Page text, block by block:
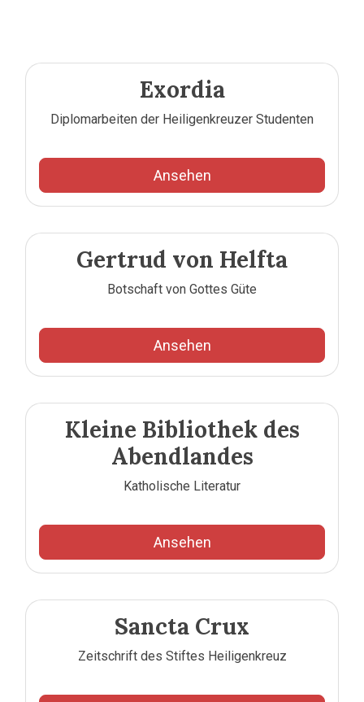
Exordia
Diplomarbeiten der Heiligenkreuzer Studenten
Ansehen
Gertrud von Helfta
Botschaft von Gottes Güte
Ansehen
Kleine Bibliothek des
Abendlandes
Katholische Literatur
Ansehen
Sancta Crux
Zeitschrift des Stiftes Heiligenkreuz